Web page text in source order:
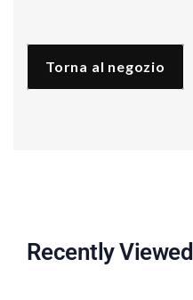
Torna al negozio
Recently